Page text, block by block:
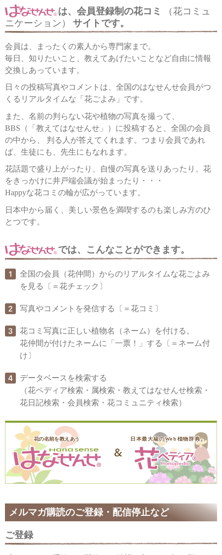
は、会員登録制の花コミ
（花コミュ
ニケーション）
サイトです。
会員は、まったくの素人から専門家まで。
毎日、知りたいこと、教えてあげたいことなど自由に情報
交換しあっています。
日々の投稿写真やコメントは、全国のはなせんせ会員がつ
くるリアルタイムな「花ごよみ」です。
また、名前の判らない花や植物の写真を撮って、
BBS（「教えてはなせんせ」）に投稿すると、全国の会員
の中から、
判る人が答えてくれます。つまり会員であれ
ば、生徒にも、先生にもなれます。
花話題で盛り上がったり、自慢の写真を送りあったり、花
をきっかけに井戸端会議が始まったり・・・
Happyな花コミの輪が広がっています。
日本中から届く、美しい景色を満喫するのも楽しみ方のひ
とつです。
では、こんなことができます。
全国の会員（花仲間）からのリアルタイムな花ごよみ
を見る〔＝花チェック〕
写真やコメントを発信する〔＝花コミ〕
花コミ写真に正しい植物名（ネーム）を付ける。
花仲間が付けたネームに「一票！」する〔＝ネーム付
け〕
データベースを検索する
（花ペディア検索・属検索・教えてはなせんせ検索・
花日記検索・会員検索・花コミュニティ検索）
メルマガ購読のご登録・配信停止など
ご登録